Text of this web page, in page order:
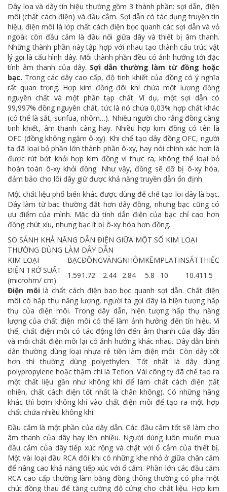
Dây loa và dây tín hiệu thường gồm 3 thành phần: sợi dẫn, điện
môi (chất cách điện) và đầu cắm. Sợi dẫn có tác dụng truyền tín
hiệu, điện môi là lớp chất cách điện bọc quanh các sợi dẫn và vỏ
ngoài; còn đầu cắm là đầu nối giữa dây và thiết bị âm thanh.
Những thành phần này tập hợp với nhau tạo thành cấu trúc vật
lý gọi là cấu hình dây. Mỗi thành phần đều có ảnh hưởng tới đặc
tính âm thanh của dây. Sợi dẫn thường làm từ đồng hoặc
bạc. Trong các dây cao cấp, độ tinh khiết của đồng có ý nghĩa
rất quan trọng. Hợp kim đồng đôi khí chứa một lượng đồng
nguyên chất và một phần tạp chất. Ví dụ, một sợi dẫn có
99,997% đồng nguyên chất, tức là nó chứa 0,03% hợp chất khác
(có thể là sắt, sunfua, nhôm…). Nhiều người cho rằng đồng càng
tinh khiết, âm thanh càng hay. Nhiều hợp kim đồng có tên là
OFC (đồng không ngậm ô-xy). Khi chế tạo dây đồng OFC, người
ta đã loại bỏ phần lớn thành phần ô-xy, hay nói chính xác hơn là
được rút bớt khỏi hợp kim đồng vì thực ra, không thể loại bỏ
hoàn toàn ô-xy khỏi đồng. Như vậy, đồng sẽ đỡ bị ô-xy hóa,
đảm bảo cho lõi dây giữ được khả năng truyền dẫn ổn định.
Một chất liệu phổ biến khác được dùng để chế tạo lõi dây là bạc.
Dây làm từ bac thường đắt hơn dây đồng, nhưng bạc cũng có
ưu điểm của mình. Mặc dù tính dẫn điện của bạc chỉ cao hơn
đồng chút xíu, nhưng bạc ít bị ô-xy hóa hơn đồng.
SO SÁNH KHẢ NĂNG DẪN ĐIỆN GIỮA MỘT SỐ KIM LOẠI
THƯỜNG DÙNG LÀM DÂY DẪN
KIM LOẠI
BẠCĐỒNGVÀNGNHÔMKẼMPLATINSẮTTHIẾC
ĐIỆN TRỞ SUẤT
(microhm/ cm)
1.591.72 2.44 2.84 5.8 10 10.411.5
Điện môilà chất cách điện bao bọc quanh sợi dẫn. Chất điện
môi có hấp thụ năng lượng, người ta gọi đây là hiện tượng hấp
thụ của điện môi. Trong dây dẫn, hiện tượng hấp thụ năng
lượng của chất điện môi có thể làm ảnh hưởng đến tín hiệu. Vì
thế, chất điện môi có tác động lớn đến âm thanh của dây dẫn
và mỗi chất điện môi lại có ảnh hưởng khác nhau. Dây dẫn bình
dân thường dùng loại nhựa rẻ tiền làm điện môi. Còn dây tốt
hơn thì thường dùng polyethylen. Tốt nhất là dây dùng
polypropylene hoặc thậm chí là Teflon. Vài công ty đã chế tạo ra
một chất liệu gần như không khí để làm chất cách điện (tất
nhiên, chất cách điện tốt nhất là chân không). Có những hãng
khác thì bơm không khí vào chất điện môi để tạo ra một hợp
chất chứa nhiều không khí.
Đầu cắm là một phần của dây dẫn. Các đầu cắm tốt sẽ làm cho
âm thanh của dây hay lên nhiều. Người dùng luôn muốn mua
đầu cắm của dây tiếp xúc rộng và chặt với ổ cắm của thiết bị.
Một vài loại đầu RCA đôi khi có những khe nhỏ ở giữa chân cắm
để nâng cao khả năng tiếp xúc với ổ cắm. Phần lớn các đầu căm
RCA cao cấp thường làm bằng đồng thông thường có pha một
chút đồng thau để tăng cường độ cứng cho chất liệu. Hợp kim